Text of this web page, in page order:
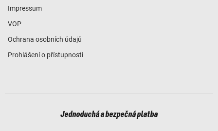
Impressum
VOP
Ochrana osobních údajů
Prohlášení o přístupnosti
Jednoduchá a bezpečná platba